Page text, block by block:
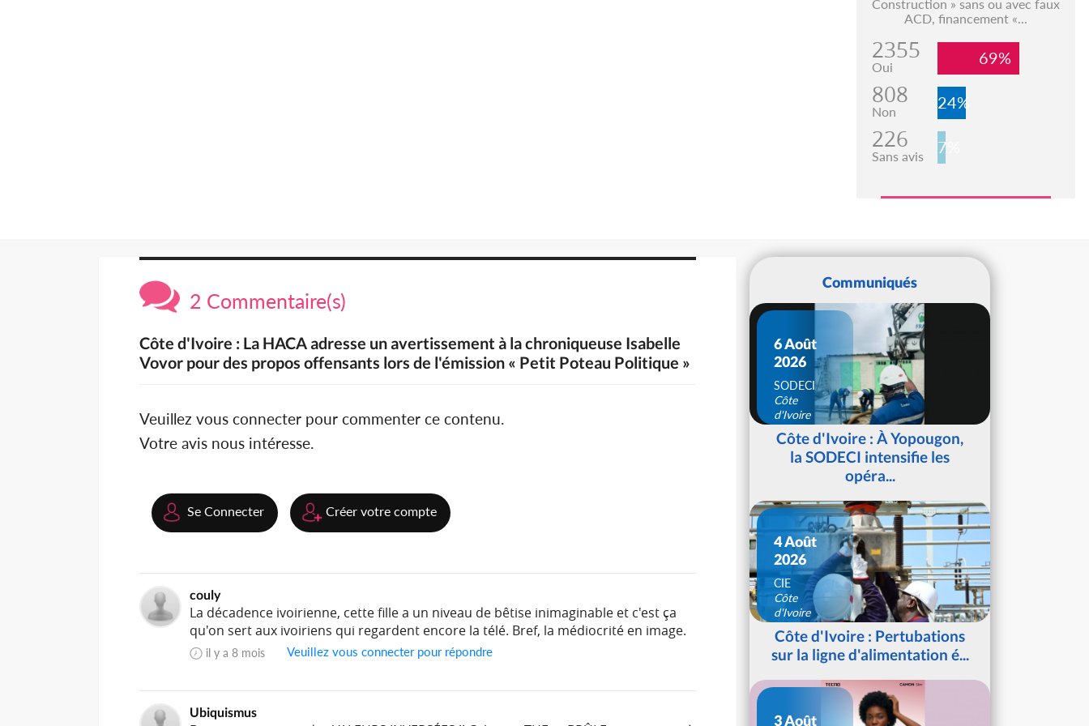
Construction » sans ou avec faux
ACD, financement «...
2355
Oui 69%
808
Non 24%
226
Sans avis 7%
2 Commentaire(s)
Côte d'Ivoire : La HACA adresse un avertissement à la chroniqueuse Isabelle
Vovor pour des propos offensants lors de l'émission « Petit Poteau Politique »
Veuillez vous connecter pour commenter ce contenu.
Votre avis nous intéresse.
Se Connecter Créer votre compte
couly
La décadence ivoirienne, cette fille a un niveau de bêtise inimaginable et c'est ça
qu'on sert aux ivoiriens qui regardent encore la télé. Bref, la médiocrité en image.
il y a 8 mois Veuillez vous connecter pour répondre
Ubiquismus
Communiqués
6 Août
2026
SODECI
Côte
d'Ivoire
Côte d'Ivoire : À Yopougon,
la SODECI intensifie les
opéra...
4 Août
2026
CIE
Côte
d'Ivoire
Côte d'Ivoire : Pertubations
sur la ligne d'alimentation é...
3 Août